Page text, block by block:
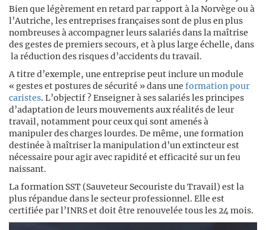
Bien que légèrement en retard par rapport à la Norvège ou à
l’Autriche, les entreprises françaises sont de plus en plus
nombreuses à accompagner leurs salariés dans la maîtrise
des gestes de premiers secours, et à plus large échelle, dans
la réduction des risques d’accidents du travail.
A titre d’exemple, une entreprise peut inclure un module
« gestes et postures de sécurité » dans une formation pour
caristes. L’objectif ? Enseigner à ses salariés les principes
d’adaptation de leurs mouvements aux réalités de leur
travail, notamment pour ceux qui sont amenés à
manipuler des charges lourdes. De même, une formation
destinée à maîtriser la manipulation d’un extincteur est
nécessaire pour agir avec rapidité et efficacité sur un feu
naissant.
La formation SST (Sauveteur Secouriste du Travail) est la
plus répandue dans le secteur professionnel. Elle est
certifiée par l’INRS et doit être renouvelée tous les 24 mois.